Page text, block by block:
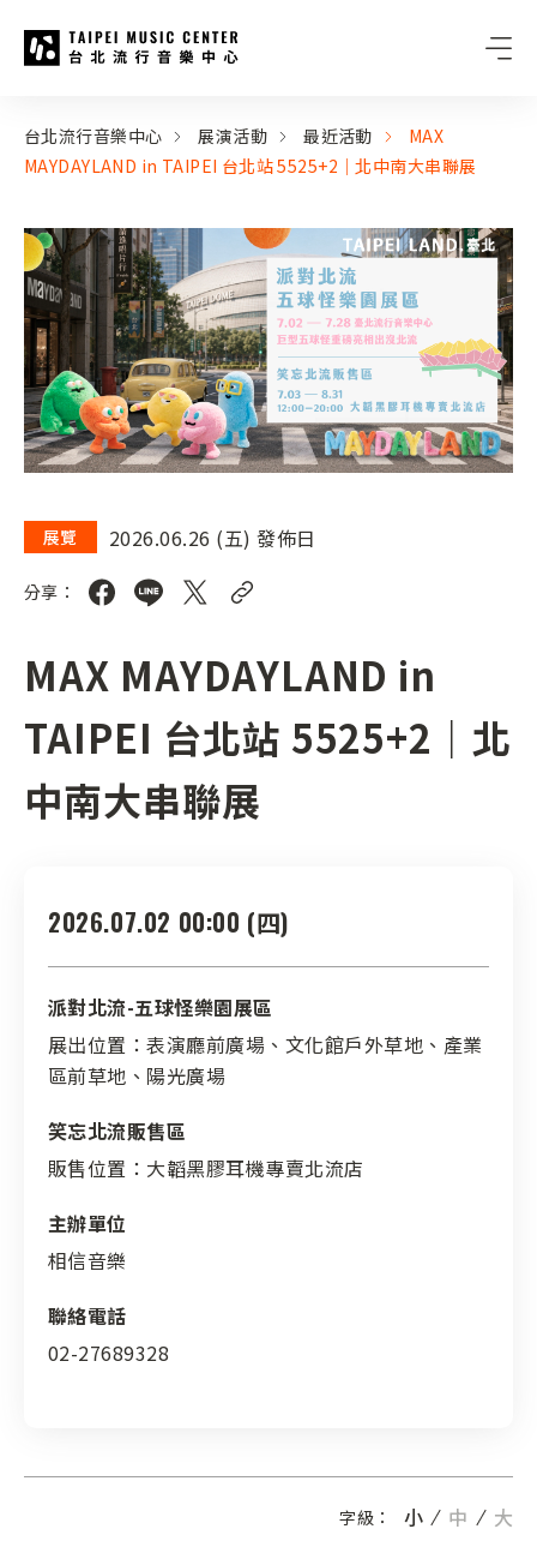
:::
台北流行音樂中心 展演活動 最近活動
MAX
MAYDAYLAND in TAIPEI 台北站 5525+2｜北中南大串聯展
展覽 2026.06.26 (五) 發佈日
分享：
MAX MAYDAYLAND in
TAIPEI 台北站 5525+2｜北
中南大串聯展
2026.07.02 00:00 (四)
派對北流-五球怪樂園展區
展出位置：表演廳前廣場、文化館戶外草地、產業
區前草地、陽光廣場
笑忘北流販售區
販售位置：大韜黑膠耳機專賣北流店
主辦單位
相信音樂
聯絡電話
02-27689328
字級： 小 中 大